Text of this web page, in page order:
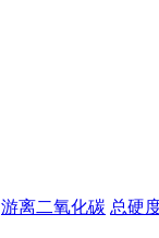
游离二氧化碳 总硬